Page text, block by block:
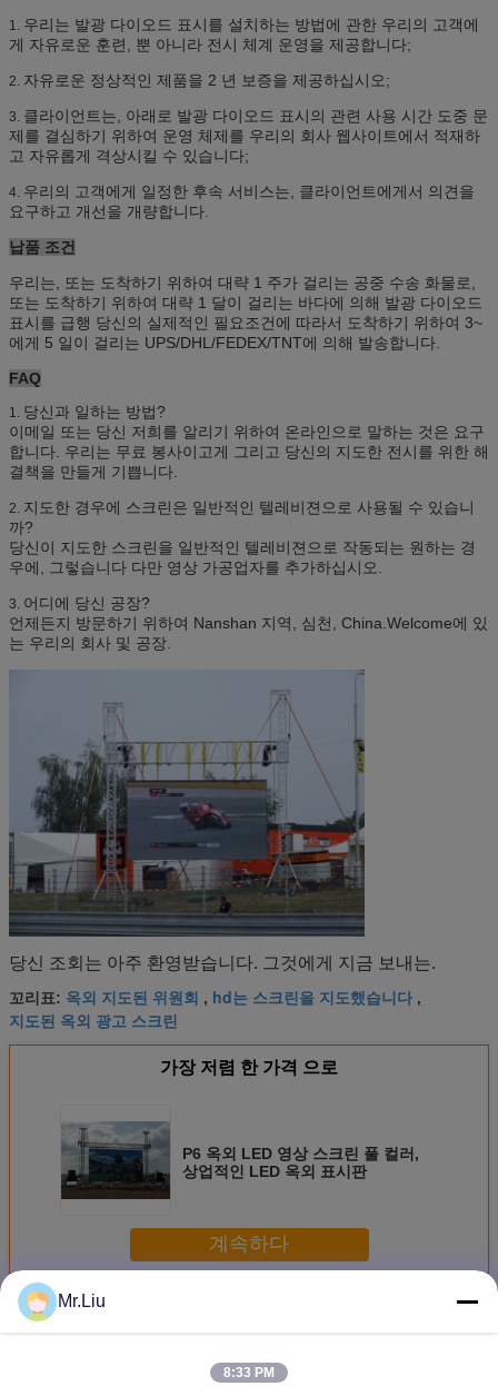
1. 우리는 발광 다이오드 표시를 설치하는 방법에 관한 우리의 고객에
게 자유로운 훈련, 뿐 아니라 전시 체계 운영을 제공합니다;
2. 자유로운 정상적인 제품을 2 년 보증을 제공하십시오;
3. 클라이언트는, 아래로 발광 다이오드 표시의 관련 사용 시간 도중 문
제를 결심하기 위하여 운영 체제를 우리의 회사 웹사이트에서 적재하
고 자유롭게 격상시킬 수 있습니다;
4. 우리의 고객에게 일정한 후속 서비스는, 클라이언트에게서 의견을
요구하고 개선을 개량합니다.
납품 조건
우리는, 또는 도착하기 위하여 대략 1 주가 걸리는 공중 수송 화물로,
또는 도착하기 위하여 대략 1 달이 걸리는 바다에 의해 발광 다이오드
표시를 급행 당신의 실제적인 필요조건에 따라서 도착하기 위하여 3~
에게 5 일이 걸리는 UPS/DHL/FEDEX/TNT에 의해 발송합니다.
FAQ
1. 당신과 일하는 방법?
이메일 또는 당신 저희를 알리기 위하여 온라인으로 말하는 것은 요구
합니다. 우리는 무료 봉사이고게 그리고 당신의 지도한 전시를 위한 해
결책을 만들게 기쁩니다.
2. 지도한 경우에 스크린은 일반적인 텔레비젼으로 사용될 수 있습니
까?
당신이 지도한 스크린을 일반적인 텔레비젼으로 작동되는 원하는 경
우에, 그렇습니다 다만 영상 가공업자를 추가하십시오.
3. 어디에 당신 공장?
언제든지 방문하기 위하여 Nanshan 지역, 심천, China.Welcome에 있
는 우리의 회사 및 공장.
당신 조회는 아주 환영받습니다. 그것에게 지금 보내는.
꼬리표: 옥외 지도된 위원회 , hd는 스크린을 지도했습니다 ,
지도된 옥외 광고 스크린
가장 저렴 한 가격 으로
P6 옥외 LED 영상 스크린 풀 컬러,
상업적인 LED 옥외 표시판
계속하다
더 많은 것LED 비디오 벽
Mr.Liu
8:33 PM